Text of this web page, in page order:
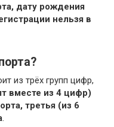
дату рождения
нельзя в
из трёх групп цифр,
вместе из 4 цифр)
третья (из 6
.